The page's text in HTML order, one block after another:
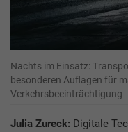
Nachts im Einsatz:
besonderen Auflagen für
Verkehrsbeeinträchtigung
Julia Zureck: Digitale